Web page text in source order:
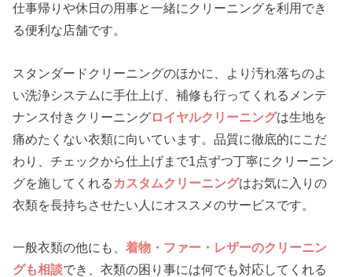
仕事帰りや休日の用事と一緒にクリーニングを利用でき
る便利な店舗です。
スタンダードクリーニングのほかに、より汚れ落ちのよ
い洗浄システムに手仕上げ、補修も行ってくれるメンテ
ナンス付きクリーニングロイヤルクリーニングは生地を
痛めたくない衣類に向いています。品質に徹底的にこだ
わり、チェックから仕上げまで1点ずつ丁寧にクリーニン
グを施してくれる カスタムクリーニングはお気に入りの
衣類を長持ちさせたい人にオススメのサービスです。
一般衣類の他にも、着物・ファー・レザーのクリーニン
グも相談でき、衣類の困り事には何でも対応してくれる